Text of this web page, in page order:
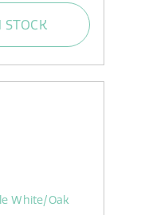
STOCK